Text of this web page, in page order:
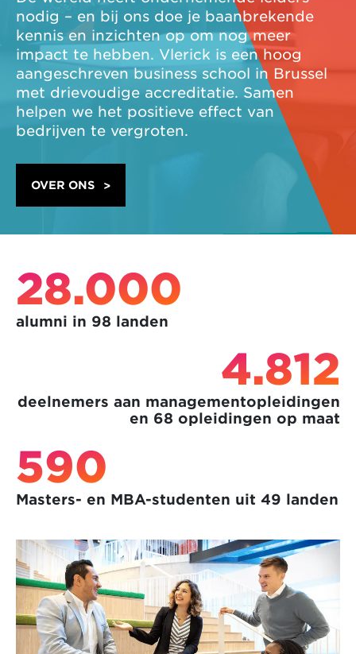
nodig – en bij ons doe je baanbrekende
kennis en inzichten op om nog meer
impact te hebben. Vlerick is een hoog
aangeschreven business school in Brussel
met drievoudige accreditatie. Samen
helpen we het positieve effect van
bedrijven te vergroten.
OVER ONS
28.000
alumni in 98 landen
4.812
deelnemers aan managementopleidingen
en 68 opleidingen op maat
590
Masters- en MBA-studenten uit 49 landen